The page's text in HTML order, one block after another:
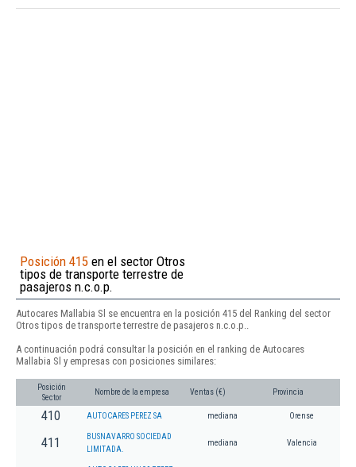
Posición 415 en el sector Otros
tipos de transporte terrestre de
pasajeros n.c.o.p.
Autocares Mallabia Sl se encuentra en la posición 415 del Ranking del sector
Otros tipos de transporte terrestre de pasajeros n.c.o.p..
A continuación podrá consultar la posición en el ranking de Autocares
Mallabia Sl y empresas con posiciones similares:
Posición
Sector
Nombre de la empresa Ventas (€) Provincia
410 AUTOCARES PEREZ SA mediana Orense
411
BUSNAVARRO SOCIEDAD
LIMITADA.
mediana Valencia